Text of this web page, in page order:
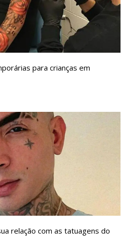
para crianças em
relação com as tatuagens do